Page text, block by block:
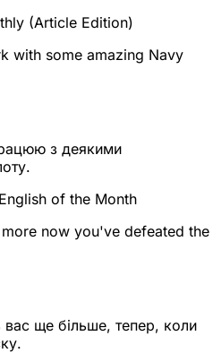
(Article Edition)
with some amazing Navy
з деякими
of the Month
now you've defeated the
вас ще більше, тепер, коли